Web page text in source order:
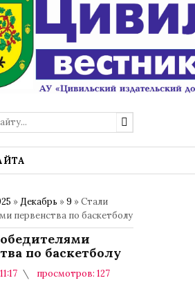
»Декабрь »9 » Стали
первенства по баскетболу
по баскетболу
просмотров: 127